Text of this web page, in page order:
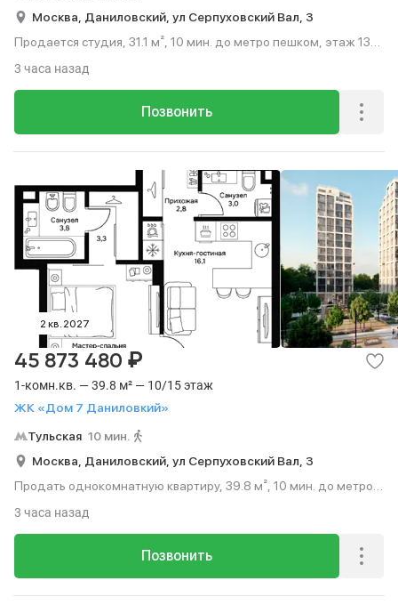
Москва, Даниловский, ул Серпуховский Вал, 3
Продается студия, 31.1 м², 10 мин. до метро пешком, этаж 13
Позвонить
3 часа назад
2 кв. 2027
1-комн.кв. — 39.8 м² — 10/15 этаж
ЖК «Дом 7 Даниловкий»
45 873 480 ₽
Тульская 10 мин.
Москва, Даниловский, ул Серпуховский Вал, 3
Продать однокомнатную квартиру, 39.8 м², 10 мин. до метро
Позвонить
3 часа назад